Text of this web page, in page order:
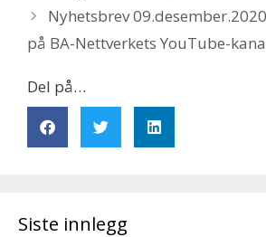
Nyhetsbrev
på BA-Nettverkets YouTube-
Del på…
Siste innlegg